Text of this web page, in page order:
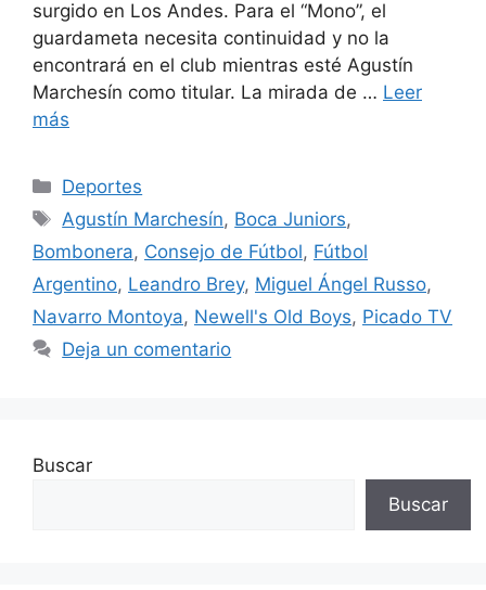
surgido en Los Andes. Para el “Mono”, el
guardameta necesita continuidad y no la
encontrará en el club mientras esté Agustín
Marchesín como titular. La mirada de … Leer
más
Categorías
Deportes
Etiquetas
Agustín Marchesín, Boca Juniors,
Bombonera, Consejo de Fútbol, Fútbol
Argentino, Leandro Brey, Miguel Ángel Russo,
Navarro Montoya, Newell's Old Boys, Picado TV
Deja un comentario
Buscar
Buscar